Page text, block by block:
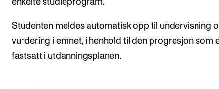
enkelte studieprogram.
Studenten meldes automatisk opp til undervisning
vurdering i emnet, i henhold til den progresjon som
fastsatt i utdanningsplanen.